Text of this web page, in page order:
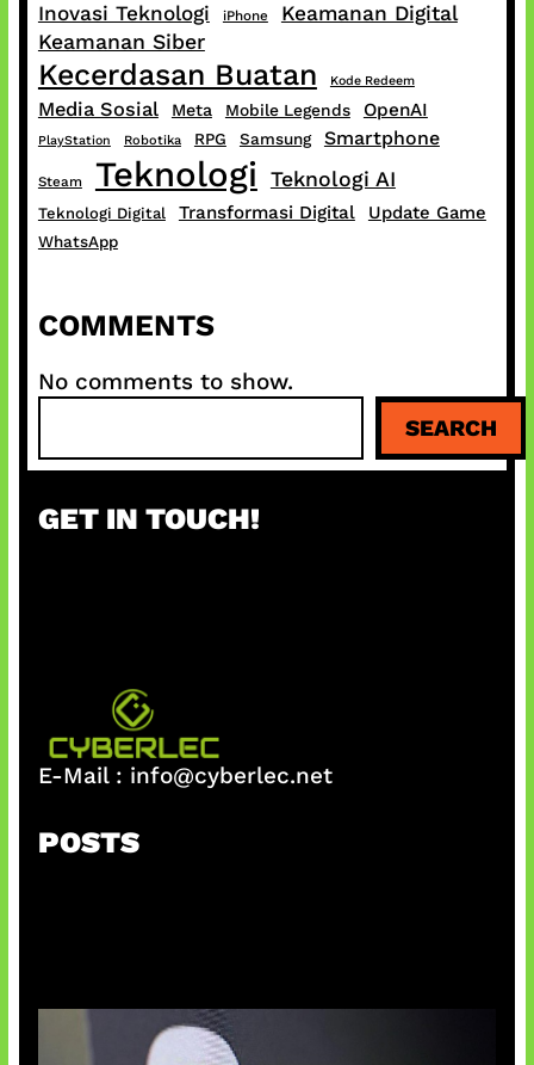
Inovasi Teknologi iPhone
Keamanan Digital
Keamanan Siber
Kecerdasan Buatan Kode Redeem
Media Sosial Meta Mobile Legends OpenAI
PlayStation Robotika RPG Samsung Smartphone
Steam Teknologi Teknologi AI
Teknologi Digital Transformasi Digital Update Game
WhatsApp
COMMENTS
No comments to show.
a
c
SEARCH
GET IN TOUCH!
E-Mail : info@cyberlec.net
POSTS